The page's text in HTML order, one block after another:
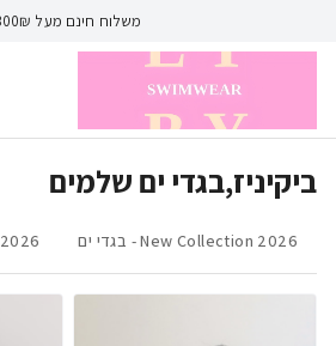
משלוח חינם מעל 300₪
ביקיניז,בגדי ים שלמים
New Collection 2026 - בגדי ים 2026 New Collection - חליפות חוף